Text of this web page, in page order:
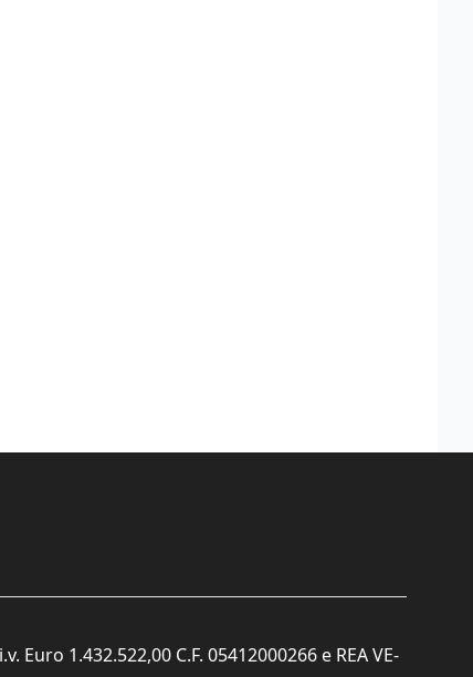
Euro 1.432.522,00 C.F. 05412000266 e REA VE-